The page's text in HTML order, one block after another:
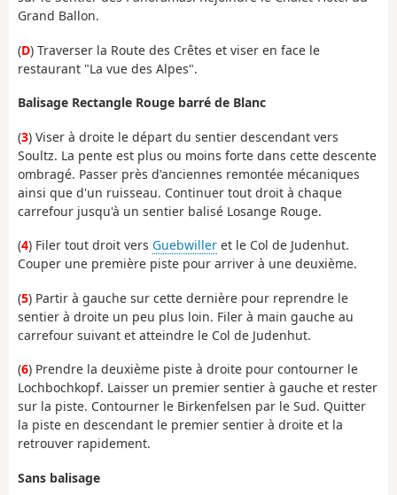
Grand Ballon.
(D) Traverser la Route des Crêtes et viser en face le
restaurant "La vue des Alpes".
Balisage Rectangle Rouge barré de Blanc
(3) Viser à droite le départ du sentier descendant vers
Soultz. La pente est plus ou moins forte dans cette descente
ombragé. Passer près d'anciennes remontée mécaniques
ainsi que d'un ruisseau. Continuer tout droit à chaque
carrefour jusqu'à un sentier balisé Losange Rouge.
(4) Filer tout droit vers Guebwiller et le Col de Judenhut.
Couper une première piste pour arriver à une deuxième.
(5) Partir à gauche sur cette dernière pour reprendre le
sentier à droite un peu plus loin. Filer à main gauche au
carrefour suivant et atteindre le Col de Judenhut.
(6) Prendre la deuxième piste à droite pour contourner le
Lochbochkopf. Laisser un premier sentier à gauche et rester
sur la piste. Contourner le Birkenfelsen par le Sud. Quitter
la piste en descendant le premier sentier à droite et la
retrouver rapidement.
Sans balisage